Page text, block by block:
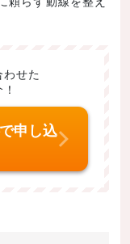
せた
申し込